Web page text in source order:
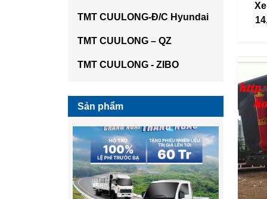
TMT CUULONG-Đ/C Hyundai
TMT CUULONG – QZ
TMT CUULONG - ZIBO
Sản phẩm